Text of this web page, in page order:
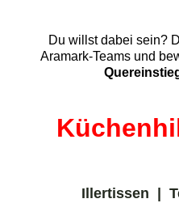
Du willst dabei sein?
Aramark-Teams und
Illertissen |